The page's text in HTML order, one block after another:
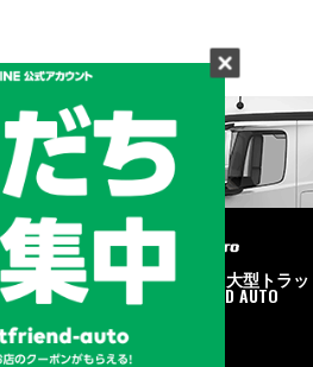
形状から探す
BRAND & TYPE
©2020中古トラック・大型トラッ
ク販売はART FRIEND AUTO